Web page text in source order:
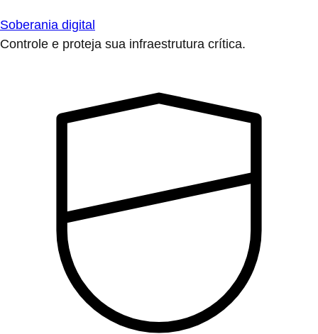
Soberania digital
Controle e proteja sua infraestrutura crítica.